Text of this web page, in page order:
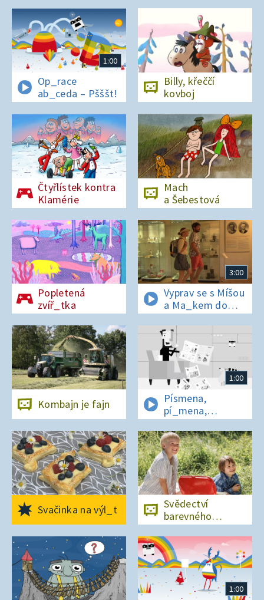
1:00
Op_race
ab_ceda – Pšššt!
Billy, křeččí
kovboj
Čtyřlístek kontra
Klamérie
Mach
a Šebestová
Popletená
zvíř_tka
3:00
Vyprav se s Míšou
a Ma_kem do
Dobrovických
muzeí
Kombajn je fajn
1:00
Písmena,
pí_mena,
písmena
Svačinka na výl_t
Svědectví
barevného
ostrova
1:00